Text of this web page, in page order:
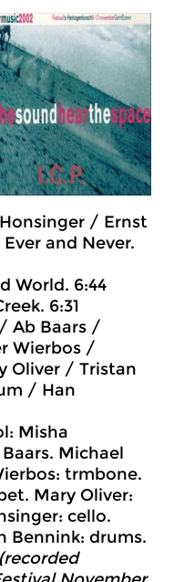
/ Ernst
and Never.
World. 6:44
6:31
Ab Baars /
Wierbos /
Oliver / Tristan
/ Han
Misha
Michael
trmbone.
Mary Oliver:
cello.
Bennink: drums.